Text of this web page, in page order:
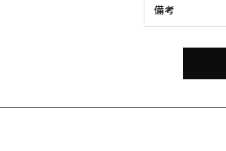
備考